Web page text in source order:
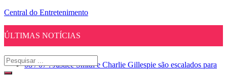
Central do Entretenimento
ÚLTIMAS NOTÍCIAS
08 / 07 : Justice Smith e Charlie Gillespie são escalados para